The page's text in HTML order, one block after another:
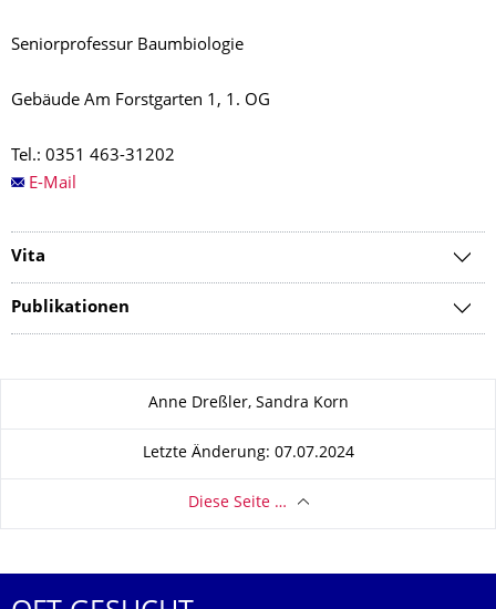
Seniorprofessur Baumbiologie
Gebäude Am Forstgarten 1, 1. OG
Tel.: 0351 463-31202
E-Mail
Vita
Publikationen
Zu dieser SeiteAnne Dreßler, Sandra Korn
Letzte Änderung: 07.07.2024
Diese Seite …